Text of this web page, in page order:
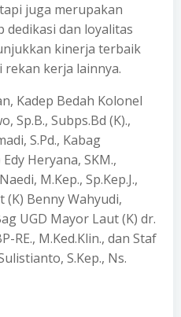
juga merupakan
dan loyalitas
kinerja terbaik
kerja lainnya.
Kadep Bedah Kolonel
Sp.B., Subps.Bd (K).,
S.Pd., Kabag
Heryana, SKM.,
M.Kep., Sp.Kep.J.,
Benny Wahyudi,
UGD Mayor Laut (K) dr.
RE., M.Ked.Klin., dan Staf
S.Kep., Ns.